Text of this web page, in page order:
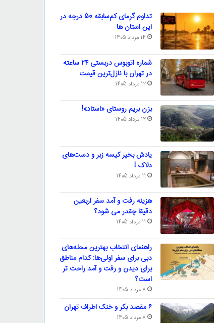
تداوم گرمای کم‌سابقه 50 درجه در
این استان ها
14 مرداد 1405
شماره اتوبوس دربستی ۲۴ ساعته
در تهران با نازل‌ترین قیمت
12 مرداد 1405
بزن بریم روستای «استاد»!
12 مرداد 1405
یادش بخیر کیسه‌ زبر و دست‌های
دلاک !
11 مرداد 1405
هزینه رفت و آمد سفر اربعین
دقیقا چقدر می شود؟
11 مرداد 1405
راهنمای انتخاب بهترین محله‌های
دبی برای سفر اولی‌ها: کدام مناطق
برای دیدن و رفت و آمد راحت تر
است؟
8 مرداد 1405
۶ مقصد بکر و خنک اطراف تهران
8 مرداد 1405